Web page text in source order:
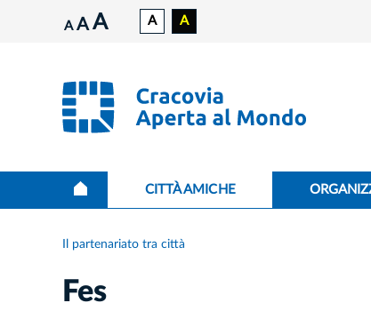
A A A A A
CITTÀ AMICHE
Il partenariato tra città
Fes